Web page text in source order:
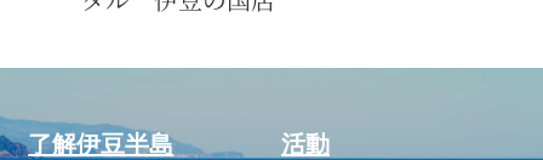
了解伊豆半島
活動